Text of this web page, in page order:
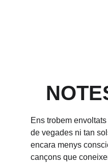
Ens trobem
de vegades ni tan
encara menys
cançons que